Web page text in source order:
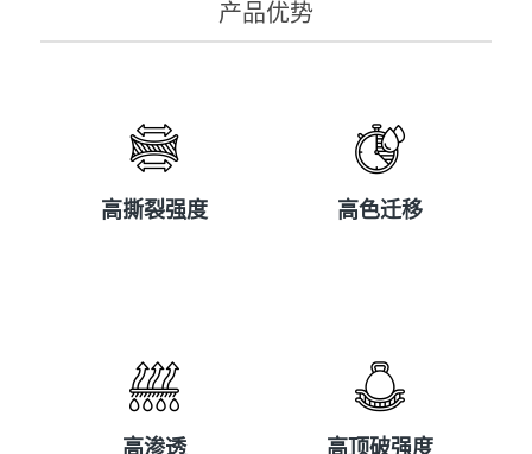
产品优势
高撕裂强度
高撕裂强度
高色迁移
高色迁移
高渗透
高渗透
高顶破强度
高顶破强度